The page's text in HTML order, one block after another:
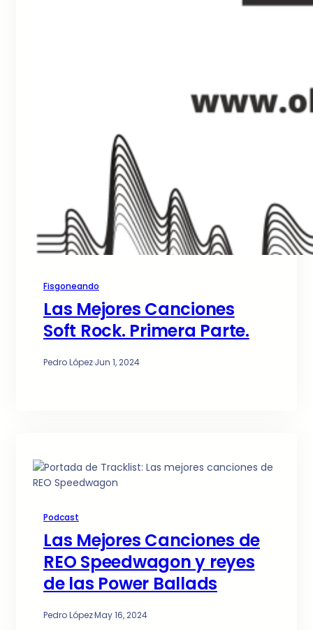
Fisgoneando
Las Mejores Canciones
Soft Rock. Primera Parte.
Pedro López·Jun 1, 2024
Podcast
Las Mejores Canciones de
REO Speedwagon y reyes
de las Power Ballads
Pedro López·May 16, 2024